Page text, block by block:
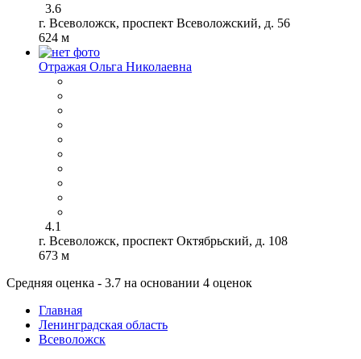
3.6
г. Всеволожск, проспект Всеволожский, д. 56
624 м
Отражая Ольга Николаевна
4.1
г. Всеволожск, проспект Октябрьский, д. 108
673 м
Средняя оценка - 3.7 на основании 4 оценок
Главная
Ленинградская область
Всеволожск